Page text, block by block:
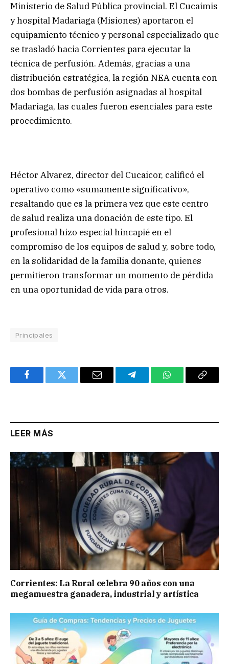
Ministerio de Salud Pública provincial. El Cucaimis
y hospital Madariaga (Misiones) aportaron el
equipamiento técnico y personal especializado que
se trasladó hacia Corrientes para ejecutar la
técnica de perfusión. Además, gracias a una
distribución estratégica, la región NEA cuenta con
dos bombas de perfusión asignadas al hospital
Madariaga, las cuales fueron esenciales para este
procedimiento.
Héctor Alvarez, director del Cucaicor, calificó el
operativo como «sumamente significativo»,
resaltando que es la primera vez que este centro
de salud realiza una donación de este tipo. El
profesional hizo especial hincapié en el
compromiso de los equipos de salud y, sobre todo,
en la solidaridad de la familia donante, quienes
permitieron transformar un momento de pérdida
en una oportunidad de vida para otros.
Principales
FacebookTwitter Email TelegramWhatsAppCopy
LEER MÁS
Corrientes: La Rural celebra 90 años con una
megamuestra ganadera, industrial y artística